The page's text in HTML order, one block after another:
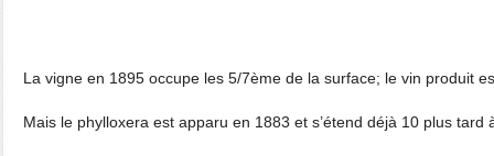
La vigne en 1895 occupe les 5/7ème de la surface; le vin produit
Mais le phylloxera est apparu en 1883 et s’étend déjà 10 plus tard